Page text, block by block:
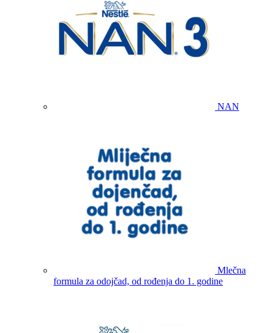
NAN
Mlečna
formula za odojčad, od rođenja do 1. godine